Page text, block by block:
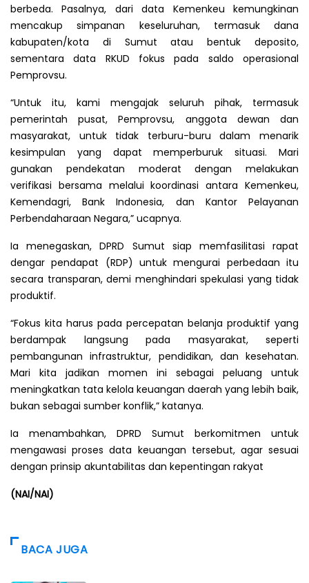
berbeda. Pasalnya, dari data Kemenkeu kemungkinan
mencakup simpanan keseluruhan, termasuk dana
kabupaten/kota di Sumut atau bentuk deposito,
sementara data RKUD fokus pada saldo operasional
Pemprovsu.
“Untuk itu, kami mengajak seluruh pihak, termasuk
pemerintah pusat, Pemprovsu, anggota dewan dan
masyarakat, untuk tidak terburu-buru dalam menarik
kesimpulan yang dapat memperburuk situasi. Mari
gunakan pendekatan moderat dengan melakukan
verifikasi bersama melalui koordinasi antara Kemenkeu,
Kemendagri, Bank Indonesia, dan Kantor Pelayanan
Perbendaharaan Negara,” ucapnya.
Ia menegaskan, DPRD Sumut siap memfasilitasi rapat
dengar pendapat (RDP) untuk mengurai perbedaan itu
secara transparan, demi menghindari spekulasi yang tidak
produktif.
“Fokus kita harus pada percepatan belanja produktif yang
berdampak langsung pada masyarakat, seperti
pembangunan infrastruktur, pendidikan, dan kesehatan.
Mari kita jadikan momen ini sebagai peluang untuk
meningkatkan tata kelola keuangan daerah yang lebih baik,
bukan sebagai sumber konflik,” katanya.
Ia menambahkan, DPRD Sumut berkomitmen untuk
mengawasi proses data keuangan tersebut, agar sesuai
dengan prinsip akuntabilitas dan kepentingan rakyat
(NAI/NAI)
BACA JUGA